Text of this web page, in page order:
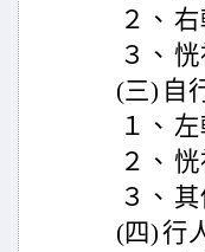
２、 右
３、
(三) 自
１、
２、
３、
(四)行